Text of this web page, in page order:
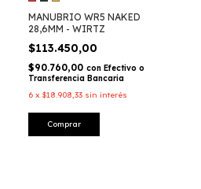
MANUBRIO WR5 NAKED
28,6MM - WIRTZ
$113.450,00
$90.760,00 con Efectivo o
Transferencia Bancaria
6 x $18.908,33 sin interés
Comprar